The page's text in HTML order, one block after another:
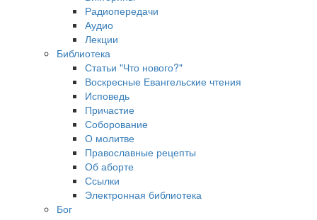
Радиопередачи
Аудио
Лекции
Библиотека
Статьи "Что нового?"
Воскресные Евангельские чтения
Исповедь
Причастие
Соборование
О молитве
Православные рецепты
Об аборте
Ссылки
Электронная библиотека
Бог